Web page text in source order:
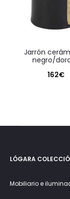
jarrón cerámica —
negro/
162€
LÓGARA
Mobiliario e